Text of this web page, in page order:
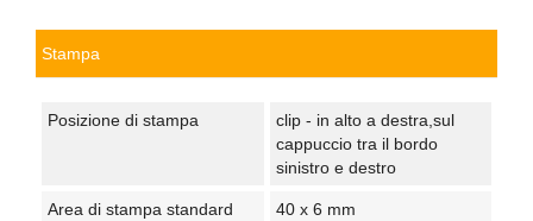
Stampa
Posizione di stampa
clip - in alto a destra,sul
cappuccio tra il bordo
sinistro e destro
Area di stampa standard 40 x 6 mm